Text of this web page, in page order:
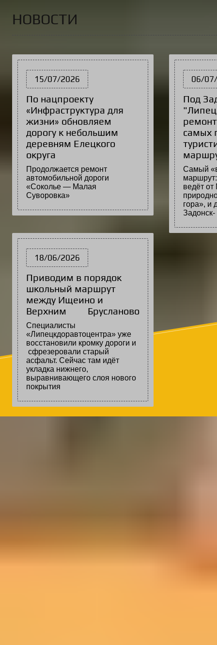
НОВОСТИ
15/07/2026
По нацпроекту
«Инфраструктура для
жизни» обновляем
дорогу к небольшим
деревням Елецкого
округа
Продолжается ремонт
автомобильной дороги
«Соколье — Малая
Суворовка»
06/
Под
самых
Самый
ведёт от
гора», и
18/06/2026
Приводим в порядок
школьный маршрут
между Ищеино и
Верхним Брусланово
Специалисты
«Липецкдоравтоцентра» уже
восстановили кромку дороги и
сфрезеровали старый
асфальт. Сейчас там идёт
укладка нижнего,
выравнивающего слоя нового
покрытия